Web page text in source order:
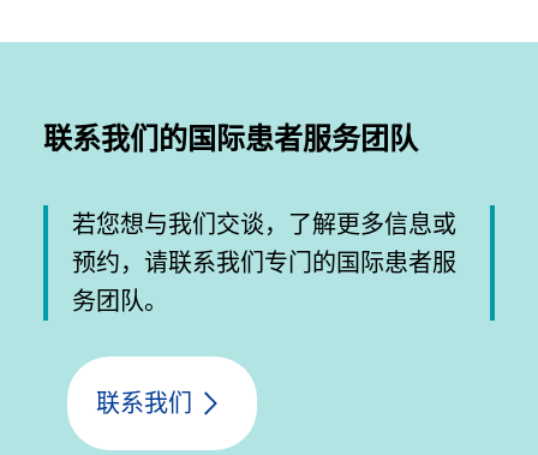
联系我们的国际患者服务团队
若您想与我们交谈，了解更多信息或
预约，请联系我们专门的国际患者服
务团队。
联系我们